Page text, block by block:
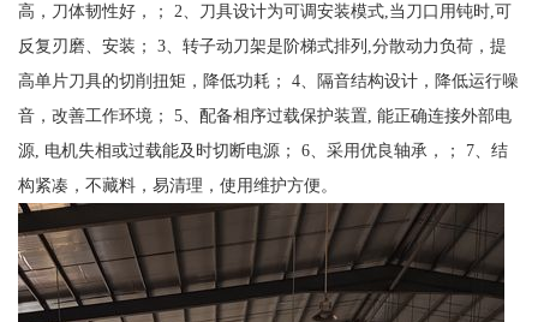
高，刀体韧性好，； 2、刀具设计为可调安装模式,当刀口用钝时,可
反复刃磨、安装； 3、转子动刀架是阶梯式排列,分散动力负荷，提
高单片刀具的切削扭矩，降低功耗； 4、隔音结构设计，降低运行噪
音，改善工作环境； 5、配备相序过载保护装置, 能正确连接外部电
源, 电机失相或过载能及时切断电源； 6、采用优良轴承，； 7、结
构紧凑，不藏料，易清理，使用维护方便。